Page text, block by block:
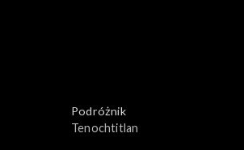
Podróżnik
Tenochtitlan